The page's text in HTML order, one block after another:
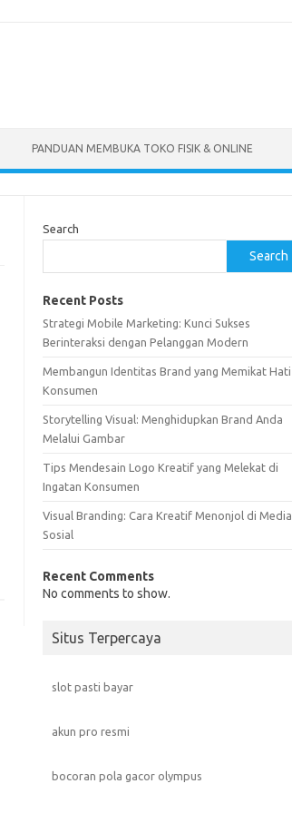
PANDUAN MEMBUKA TOKO FISIK & ONLINE
Search
Search
Recent Posts
Strategi Mobile Marketing: Kunci Sukses
Berinteraksi dengan Pelanggan Modern
Membangun Identitas Brand yang Memikat Hati
Konsumen
Storytelling Visual: Menghidupkan Brand Anda
Melalui Gambar
Tips Mendesain Logo Kreatif yang Melekat di
Ingatan Konsumen
Visual Branding: Cara Kreatif Menonjol di Media
Sosial
Recent Comments
No comments to show.
Situs Terpercaya
slot pasti bayar
akun pro resmi
bocoran pola gacor olympus